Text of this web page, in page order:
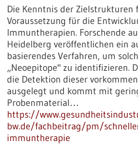
Die Kenntnis der Zielstrukturen
Voraussetzung für die
Immuntherapien. Forschende
Heidelberg veröffentlichen ein
basierendes Verfahren, um
„Neoepitope" zu identifizieren.
die Detektion dieser
ausgelegt und kommt mit
Probenmaterial…
https://
bw.de/fachbeitrag/pm/
immuntherapie